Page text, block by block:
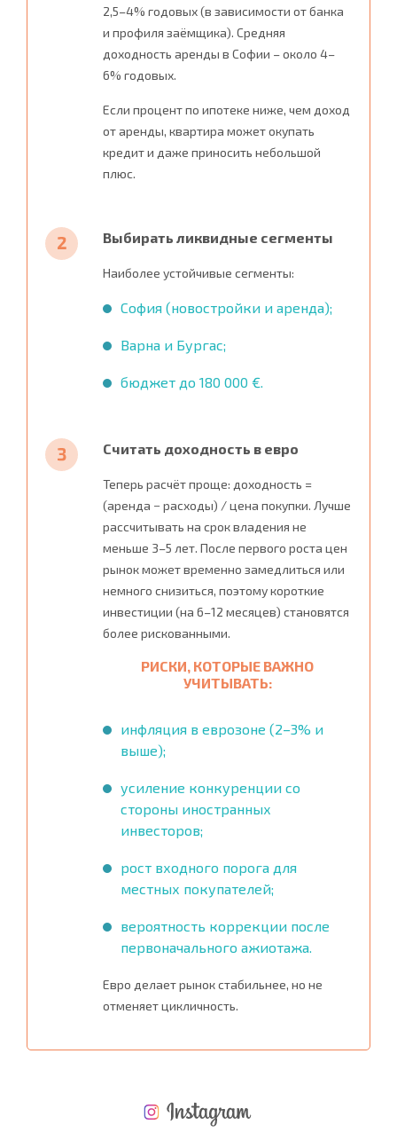
2,5–4% годовых (в зависимости от банка
и профиля заёмщика). Средняя
доходность аренды в Софии – около 4–
6% годовых.
Если процент по ипотеке ниже, чем доход
от аренды, квартира может окупать
кредит и даже приносить небольшой
плюс.
Выбирать ликвидные сегменты
Наиболее устойчивые сегменты:
София (новостройки и аренда);
Варна и Бургас;
бюджет до 180 000 €.
Считать доходность в евро
Теперь расчёт проще: доходность =
(аренда − расходы) / цена покупки. Лучше
рассчитывать на срок владения не
меньше 3–5 лет. После первого роста цен
рынок может временно замедлиться или
немного снизиться, поэтому короткие
инвестиции (на 6–12 месяцев) становятся
более рискованными.
РИСКИ, КОТОРЫЕ ВАЖНО
УЧИТЫВАТЬ:
инфляция в еврозоне (2–3% и
выше);
усиление конкуренции со
стороны иностранных
инвесторов;
рост входного порога для
местных покупателей;
вероятность коррекции после
первоначального ажиотажа.
Евро делает рынок стабильнее, но не
отменяет цикличность.